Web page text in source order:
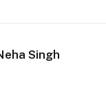
Singh